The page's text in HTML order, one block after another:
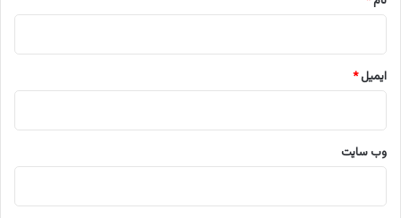
ایمیل*
وب‌ سایت